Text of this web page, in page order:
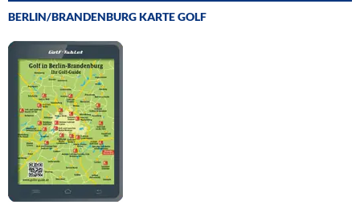
BERLIN/BRANDENBURG KARTE GOLF